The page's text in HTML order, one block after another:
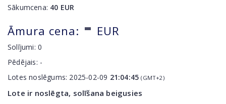
Sākumcena: 40 EUR
Āmura cena: - EUR
Solījumi:0
Pēdējais: -
Lotes noslēgums: 2025-02-09 21:04:45 (GMT+2)
Lote ir noslēgta, solīšana beigusies